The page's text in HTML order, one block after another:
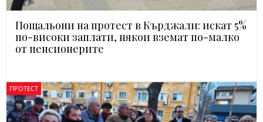
Пощальони на протест в Кърджали: искат 5%
по-високи заплати, някои вземат по-малко
от пенсионерите
ПРОТЕСТ